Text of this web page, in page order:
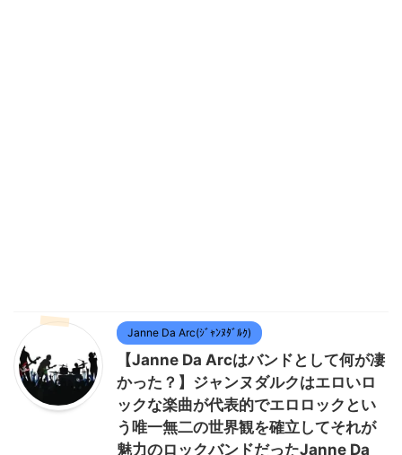
Janne Da Arc(ｼﾞｬﾝﾇﾀﾞﾙｸ)
【Janne Da Arcはバンドとして何が凄
かった？】ジャンヌダルクはエロいロ
ックな楽曲が代表的でエロロックとい
う唯一無二の世界観を確立してそれが
魅力のロックバンドだったJanne Da